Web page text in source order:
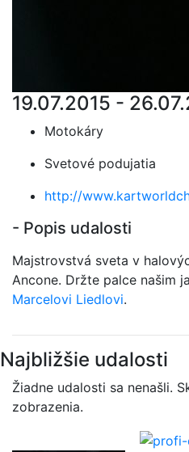
19.07.2015 -
Motokáry
Svetové podujatia
http://
- Popis udalosti
Majstrovstvá sveta v
Ancone. Držte palce našim
Marcelovi Liedlovi.
Najbližšie udalosti
Žiadne udalosti sa nenašli.
zobrazenia.